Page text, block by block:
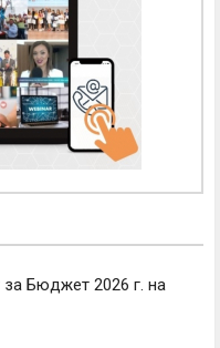
Бюджет 2026 г. на